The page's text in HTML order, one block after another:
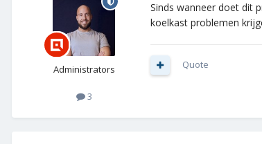
Administrators
3
Sinds wanneer doet dit
koelkast problemen
Quote